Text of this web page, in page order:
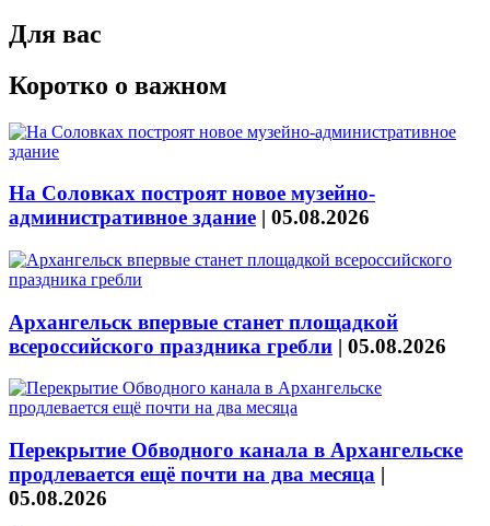
Для вас
Коротко о важном
На Соловках построят новое музейно-
административное здание | 05.08.2026
Архангельск впервые станет площадкой
всероссийского праздника гребли | 05.08.2026
Перекрытие Обводного канала в Архангельске
продлевается ещё почти на два месяца |
05.08.2026